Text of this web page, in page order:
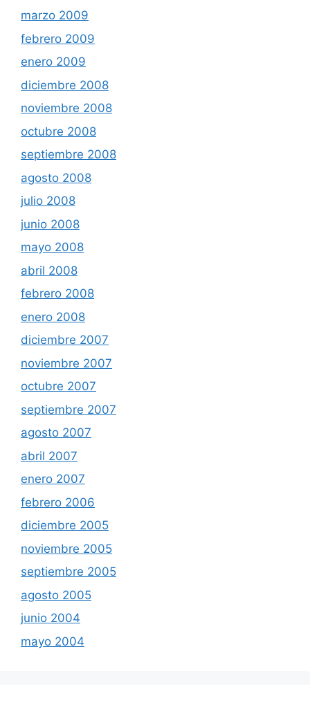
marzo 2009
febrero 2009
enero 2009
diciembre 2008
noviembre 2008
octubre 2008
septiembre 2008
agosto 2008
julio 2008
junio 2008
mayo 2008
abril 2008
febrero 2008
enero 2008
diciembre 2007
noviembre 2007
octubre 2007
septiembre 2007
agosto 2007
abril 2007
enero 2007
febrero 2006
diciembre 2005
noviembre 2005
septiembre 2005
agosto 2005
junio 2004
mayo 2004